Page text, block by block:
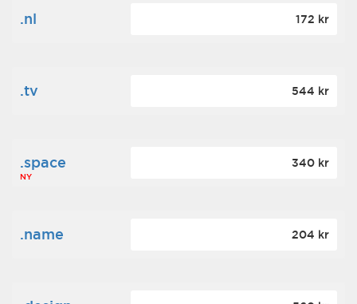
.nl 172 kr
.tv 544 kr
.space
NY
340 kr
.name 204 kr